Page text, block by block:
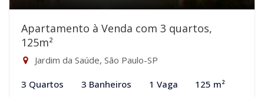
Apartamento à Venda com 3 quartos,
125m²
Jardim da Saúde, São Paulo-SP
3 Quartos 3 Banheiros 1 Vaga 125 m²